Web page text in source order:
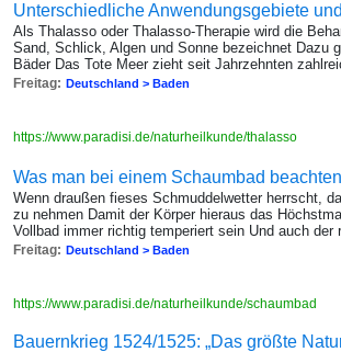
Unterschiedliche Anwendungsgebiete
Als Thalasso oder Thalasso-Therapie wird die
Sand, Schlick, Algen und Sonne bezeichnet Dazu
Bäder Das Tote Meer zieht seit Jahrzehnten
Freitag: Deutschland > Baden
https://www.paradisi.de/naturheilkunde/thalasso
Was man bei einem Schaumbad
Wenn draußen fieses Schmuddelwetter herrscht,
zu nehmen Damit der Körper hieraus das
Vollbad immer richtig temperiert sein Und auch
Freitag: Deutschland > Baden
https://www.paradisi.de/naturheilkunde/schaumbad
Bauernkrieg 1524/1525: „Das größte